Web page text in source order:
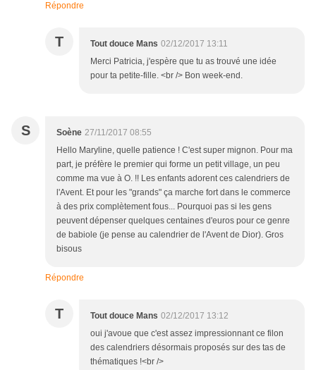
Répondre
T Tout douce Mans 02/12/2017 13:11
Merci Patricia, j'espère que tu as trouvé une idée
pour ta petite-fille. <br /> Bon week-end.
S Soène 27/11/2017 08:55
Hello Maryline, quelle patience ! C'est super mignon. Pour ma
part, je préfère le premier qui forme un petit village, un peu
comme ma vue à O. !! Les enfants adorent ces calendriers de
l'Avent. Et pour les "grands" ça marche fort dans le commerce
à des prix complètement fous... Pourquoi pas si les gens
peuvent dépenser quelques centaines d'euros pour ce genre
de babiole (je pense au calendrier de l'Avent de Dior). Gros
bisous
Répondre
T Tout douce Mans 02/12/2017 13:12
oui j'avoue que c'est assez impressionnant ce filon
des calendriers désormais proposés sur des tas de
thématiques !<br />